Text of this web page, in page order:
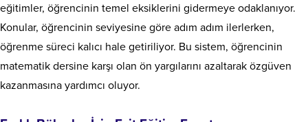
eğitimler, öğrencinin temel eksiklerini gidermeye odaklanıyor.
Konular, öğrencinin seviyesine göre adım adım ilerlerken,
öğrenme süreci kalıcı hale getiriliyor. Bu sistem, öğrencinin
matematik dersine karşı olan ön yargılarını azaltarak özgüven
kazanmasına yardımcı oluyor.